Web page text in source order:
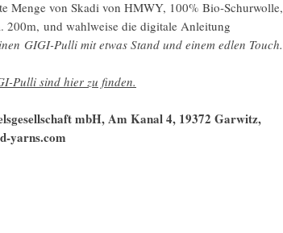
Menge von Skadi von HMWY, 100% Bio-Schurwolle,
200m, und wahlweise die digitale Anleitung
GIGI-Pulli mit etwas Stand und einem edlen Touch.
Pulli sind hier zu finden.
mbH, Am Kanal 4, 19372 Garwitz,
yarns.com